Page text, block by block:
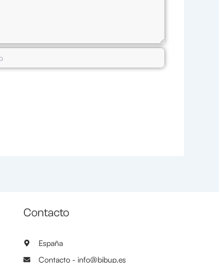
Contacto
España
Contacto - info@bibup.es